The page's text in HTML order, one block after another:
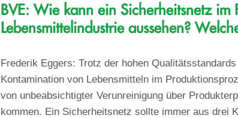
BVE: Wie kann ein Sicherheitsnetz im
Lebensmittelindustrie aussehen?
Frederik Eggers: Trotz der hohen
Kontamination von Lebensmitteln im
von unbeabsichtigter Verunreinigung über
kommen. Ein Sicherheitsnetz sollte immer aus drei